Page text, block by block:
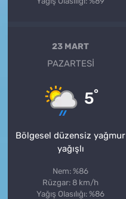
23 MART
PAZARTESI
5°
Bölgesel düzensiz yağmur
yağışlı
Nem: %86
Rüzgar: 8 km/h
Yağış Olasılığı: %86